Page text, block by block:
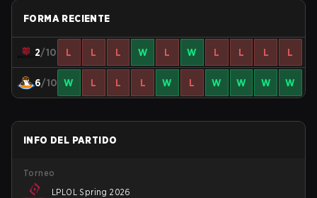
FORMA RECIENTE
2/10 L L L W L W L L L L
6/10 W L L L W L W W W W
INFO DEL PARTIDO
Torneo
LPLOL Spring 2026